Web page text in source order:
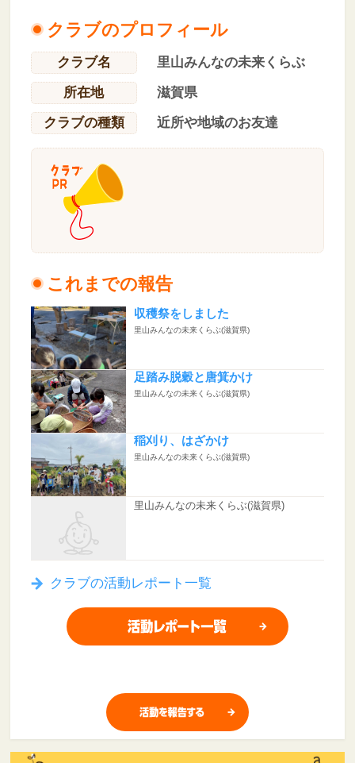
クラブのプロフィール
クラブ名
里山みんなの未来くらぶ
所在地
滋賀県
クラブの種類
近所や地域のお友達
これまでの報告
収穫祭をしました
里山みんなの未来くらぶ(滋賀県)
足踏み脱穀と唐箕かけ
里山みんなの未来くらぶ(滋賀県)
稲刈り、はざかけ
里山みんなの未来くらぶ(滋賀県)
里山みんなの未来くらぶ(滋賀県)
クラブの活動レポート一覧